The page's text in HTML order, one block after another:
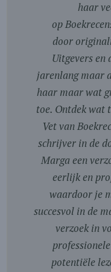
haar
op
door
Uitgevers en
jarenlang maar
haar maar wat
toe. Ontdek wat
Vet van
schrijver in de
Marga een
eerlijk en
waardoor je
succesvol in de
verzoek in
professionele
potentiële